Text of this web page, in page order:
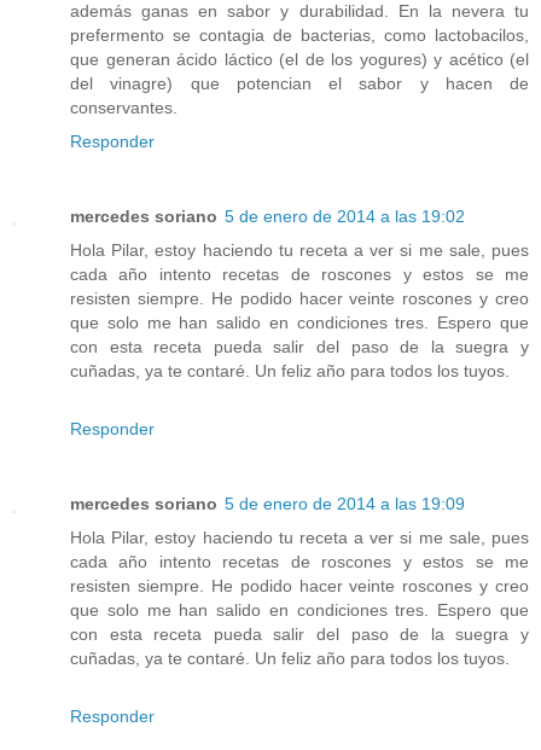
además ganas en sabor y durabilidad. En la nevera tu
prefermento se contagia de bacterias, como lactobacilos,
que generan ácido láctico (el de los yogures) y acético (el
del vinagre) que potencian el sabor y hacen de
conservantes.
Responder
mercedes soriano 5 de enero de 2014 a las 19:02
Hola Pilar, estoy haciendo tu receta a ver si me sale, pues
cada año intento recetas de roscones y estos se me
resisten siempre. He podido hacer veinte roscones y creo
que solo me han salido en condiciones tres. Espero que
con esta receta pueda salir del paso de la suegra y
cuñadas, ya te contaré. Un feliz año para todos los tuyos.
Responder
mercedes soriano 5 de enero de 2014 a las 19:09
Hola Pilar, estoy haciendo tu receta a ver si me sale, pues
cada año intento recetas de roscones y estos se me
resisten siempre. He podido hacer veinte roscones y creo
que solo me han salido en condiciones tres. Espero que
con esta receta pueda salir del paso de la suegra y
cuñadas, ya te contaré. Un feliz año para todos los tuyos.
Responder